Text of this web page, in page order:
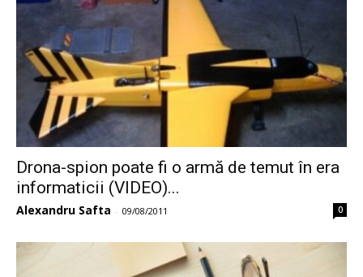
Drona-spion poate fi o armă de temut în era
informaticii (VIDEO)...
Alexandru Safta - 09/08/2011 0